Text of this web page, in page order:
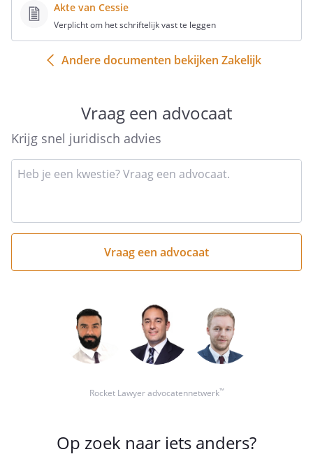
Akte van Cessie
Verplicht om het schriftelijk vast te leggen
Andere documenten bekijken Zakelijk
Vraag een advocaat
Krijg snel juridisch advies
hier
kort
vraag
Rocket Lawyer advocatennetwerk™
Op zoek naar iets anders?